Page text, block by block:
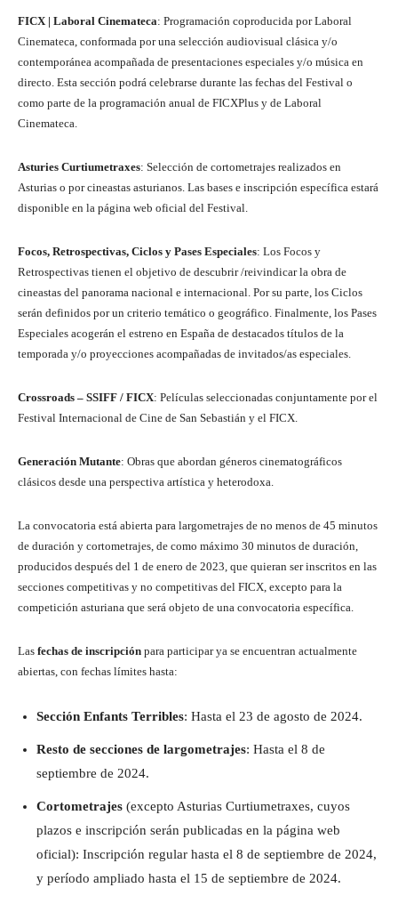
FICX | Laboral Cinemateca: Programación coproducida por Laboral
Cinemateca, conformada por una selección audiovisual clásica y/o
contemporánea acompañada de presentaciones especiales y/o música en
directo. Esta sección podrá celebrarse durante las fechas del Festival o
como parte de la programación anual de FICXPlus y de Laboral
Cinemateca.
Asturies Curtiumetraxes: Selección de cortometrajes realizados en
Asturias o por cineastas asturianos. Las bases e inscripción específica estará
disponible en la página web oficial del Festival.
Focos, Retrospectivas, Ciclos y Pases Especiales: Los Focos y
Retrospectivas tienen el objetivo de descubrir /reivindicar la obra de
cineastas del panorama nacional e internacional. Por su parte, los Ciclos
serán definidos por un criterio temático o geográfico. Finalmente, los Pases
Especiales acogerán el estreno en España de destacados títulos de la
temporada y/o proyecciones acompañadas de invitados/as especiales.
Crossroads – SSIFF / FICX: Películas seleccionadas conjuntamente por el
Festival Internacional de Cine de San Sebastián y el FICX.
Generación Mutante: Obras que abordan géneros cinematográficos
clásicos desde una perspectiva artística y heterodoxa.
La convocatoria está abierta para largometrajes de no menos de 45 minutos
de duración y cortometrajes, de como máximo 30 minutos de duración,
producidos después del 1 de enero de 2023, que quieran ser inscritos en las
secciones competitivas y no competitivas del FICX, excepto para la
competición asturiana que será objeto de una convocatoria específica.
Las fechas de inscripción para participar ya se encuentran actualmente
abiertas, con fechas límites hasta:
Sección Enfants Terribles: Hasta el 23 de agosto de 2024.
Resto de secciones de largometrajes: Hasta el 8 de
septiembre de 2024.
Cortometrajes (excepto Asturias Curtiumetraxes, cuyos
plazos e inscripción serán publicadas en la página web
oficial): Inscripción regular hasta el 8 de septiembre de 2024,
y período ampliado hasta el 15 de septiembre de 2024.